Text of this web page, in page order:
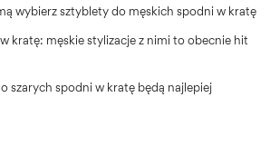
wybierz sztyblety do męskich spodni w kratę
kratę: męskie stylizacje z nimi to obecnie hit
szarych spodni w kratę będą najlepiej